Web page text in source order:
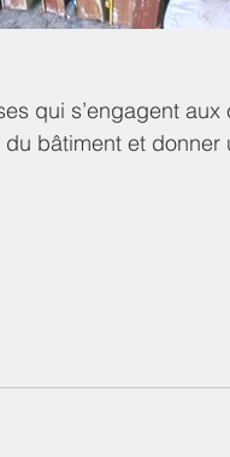
qui s’engagent
du bâtiment et